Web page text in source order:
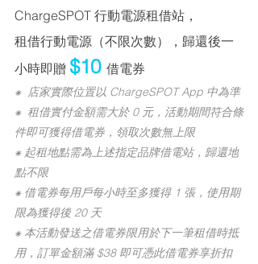
ChargeSPOT 行動電源租借站，
租借行動電源（不限次數），歸還後一
小時即贈 $10 借電券
⁕  店家實際位置以 ChargeSPOT App 中為準
⁕  租借實付金額需大於 0 元，活動期間符合條
件即可獲得借電券，領取次數無上限
⁕ 起租地點需為上述指定品牌借電站，歸還地
點不限
⁕ 借電券每用戶每小時至多獲得 1 張，使用期
限為獲得後 20 天
⁕ 本活動發送之借電券限用於下一筆租借時抵
用，訂單金額滿 $38 即可憑此借電券享折扣